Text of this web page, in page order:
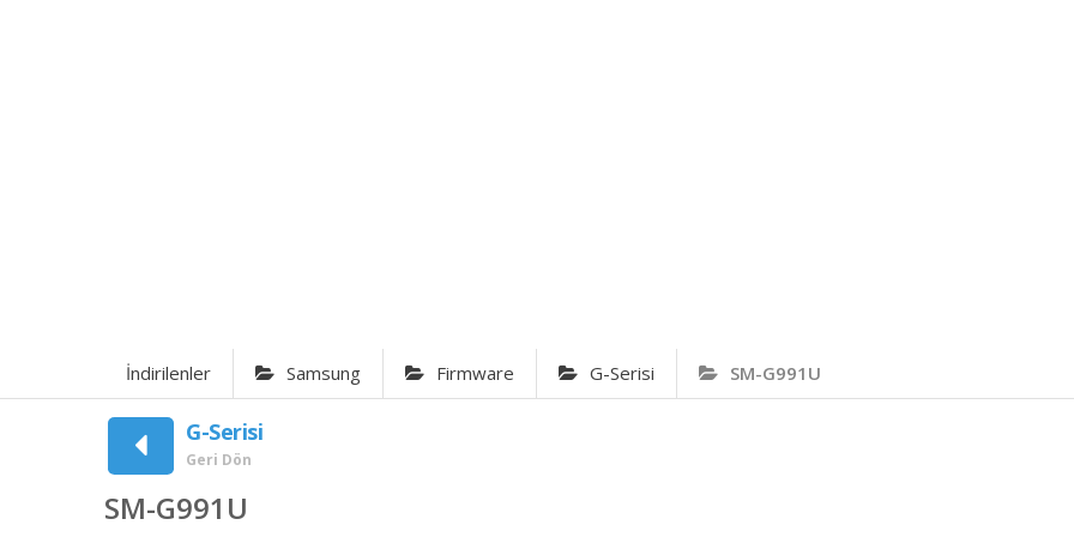
İndirilenler Samsung Firmware G-Serisi SM-G991U
G-Serisi
Geri Dön
SM-G991U